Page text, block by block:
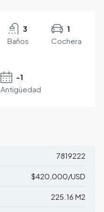
3
Baños
1
Cochera
-1
Antigüedad
7819222
$420,000/USD
225.16 M2